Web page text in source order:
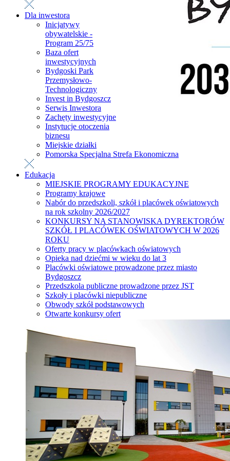
Dla inwestora
Inicjatywy
obywatelskie -
Program 25/75
Baza ofert
inwestycyjnych
Bydgoski Park
Przemysłowo-
Technologiczny
Invest in Bydgoszcz
Serwis Inwestora
Zachęty inwestycyjne
Instytucje otoczenia
biznesu
Miejskie działki
Pomorska Specjalna Strefa Ekonomiczna
Edukacja
MIEJSKIE PROGRAMY EDUKACYJNE
Programy krajowe
Nabór do przedszkoli, szkół i placówek oświatowych
na rok szkolny 2026/2027
KONKURSY NA STANOWISKA DYREKTORÓW
SZKÓŁ I PLACÓWEK OŚWIATOWYCH W 2026
ROKU
Oferty pracy w placówkach oświatowych
Opieka nad dziećmi w wieku do lat 3
Placówki oświatowe prowadzone przez miasto
Bydgoszcz
Przedszkola publiczne prowadzone przez JST
Szkoły i placówki niepubliczne
Obwody szkół podstawowych
Otwarte konkursy ofert